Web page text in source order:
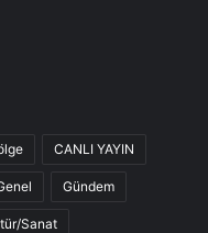
CANLI YAYIN
Gündem
Sanat